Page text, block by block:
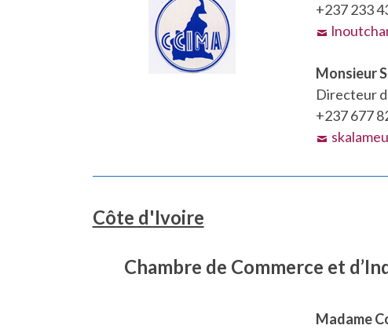
+237 233
Monsieur
Directeur
+237 677
Côte d'Ivoire
Chambre de Commerce et
Madame